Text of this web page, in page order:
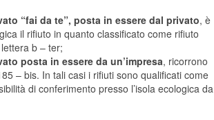
“fai da te”, posta in essere dal privato, è
il rifiuto in quanto classificato come rifiuto
b – ter;
posta in essere da un’impresa, ricorrono
– bis. In tali casi i rifiuti sono qualificati come
di conferimento presso l’isola ecologica da